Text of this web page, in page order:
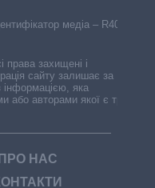
медіа – R40-
права захищені і
сайту залишає за
яка
або авторами якої є треті
ПРО НАС